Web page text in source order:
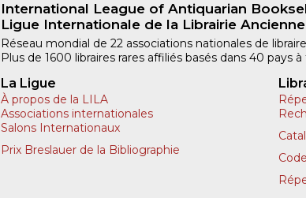
International League of Antiquarian
Ligue Internationale de la Librairie
Réseau mondial de 22 associations nationales de
Plus de 1600 libraires rares affiliés basés dans 40 pays
La Ligue
À propos de la LILA
Associations internationales
Salons Internationaux
Prix Breslauer de la Bibliographie